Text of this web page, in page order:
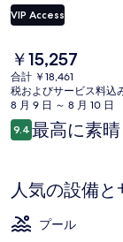
ブ
ィ
ッ
ク
テ
ル
けるほか、バー / ラ
ます。その他の設
高い評価を得ていま
VIP Access
現
在
の
料
金
は
す
￥15,257
合計 ￥18,461
税およびサービス料込
8 月 9 日 ～ 8 月 10 日
口
コ
9.410段階中9.4
最高に素
人気の設備と
プール